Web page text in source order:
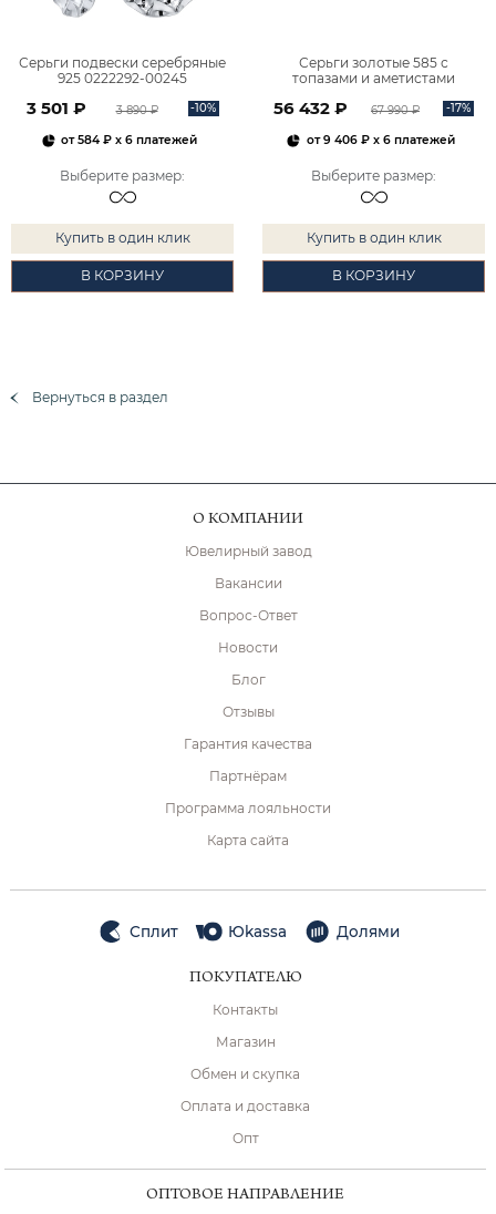
Серьги подвески серебряные
925 0222292-00245
3 501 ₽ 3 890 ₽ -10%
от584 ₽ x 6 платежей
Выберите размер:
Купить в один клик
В КОРЗИНУ
Серьги золотые 585 с
топазами и аметистами
56 432 ₽ 67 990 ₽ -17%
от9 406 ₽x 6 платежей
Выберите размер:
Купить в один клик
В КОРЗИНУ
Вернуться в раздел
О КОМПАНИИ
Ювелирный завод
Вакансии
Вопрос-Ответ
Новости
Блог
Отзывы
Гарантия качества
Партнёрам
Программа лояльности
Карта сайта
Сплит Юkassa Долями
ПОКУПАТЕЛЮ
Контакты
Магазин
Обмен и скупка
Оплата и доставка
Опт
ОПТОВОЕ НАПРАВЛЕНИЕ